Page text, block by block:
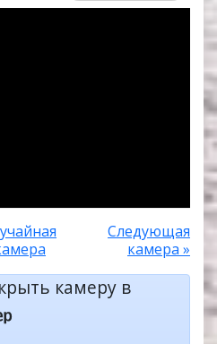
Следующая
камера »
камеру в